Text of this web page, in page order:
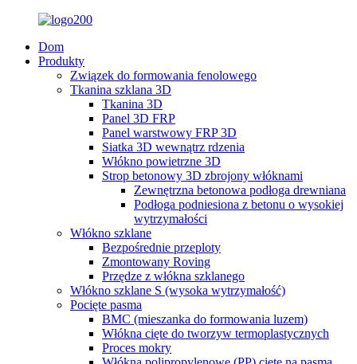
Dom
Produkty
Związek do formowania fenolowego
Tkanina szklana 3D
Tkanina 3D
Panel 3D FRP
Panel warstwowy FRP 3D
Siatka 3D wewnątrz rdzenia
Włókno powietrzne 3D
Strop betonowy 3D zbrojony włóknami
Zewnętrzna betonowa podłoga drewniana
Podłoga podniesiona z betonu o wysokiej
wytrzymałości
Włókno szklane
Bezpośrednie przeploty
Zmontowany Roving
Przędze z włókna szklanego
Włókno szklane S (wysoka wytrzymałość)
Pocięte pasma
BMC (mieszanka do formowania luzem)
Włókna cięte do tworzyw termoplastycznych
Proces mokry